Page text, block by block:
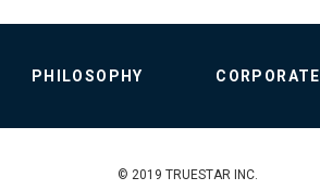
PHILOSOPHY CORPORATE
© 2019 TRUESTAR INC.